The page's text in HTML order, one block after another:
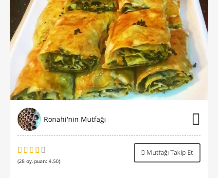
Ronahi'nin Mutfağı
(28 oy, puan: 4.50)
Mutfağı Takip Et